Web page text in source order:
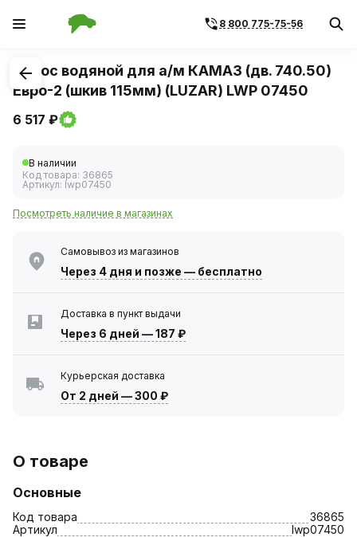
8 800 775-75-56
1/3
Насос водяной для а/м КАМАЗ (дв. 740.50)
Евро-2 (шкив 115мм) (LUZAR) LWP 07450
6 517 ₽
В наличии
Код товара: 36865
Артикул: lwp07450
Посмотреть наличие в магазинах
Самовывоз из магазинов
Через 4 дня и позже — бесплатно
Доставка в пункт выдачи
Через 6 дней —187 ₽
Курьерская доставка
От 2 дней —300 ₽
О товаре
Основные
Код товара
36865
Артикул
lwp07450